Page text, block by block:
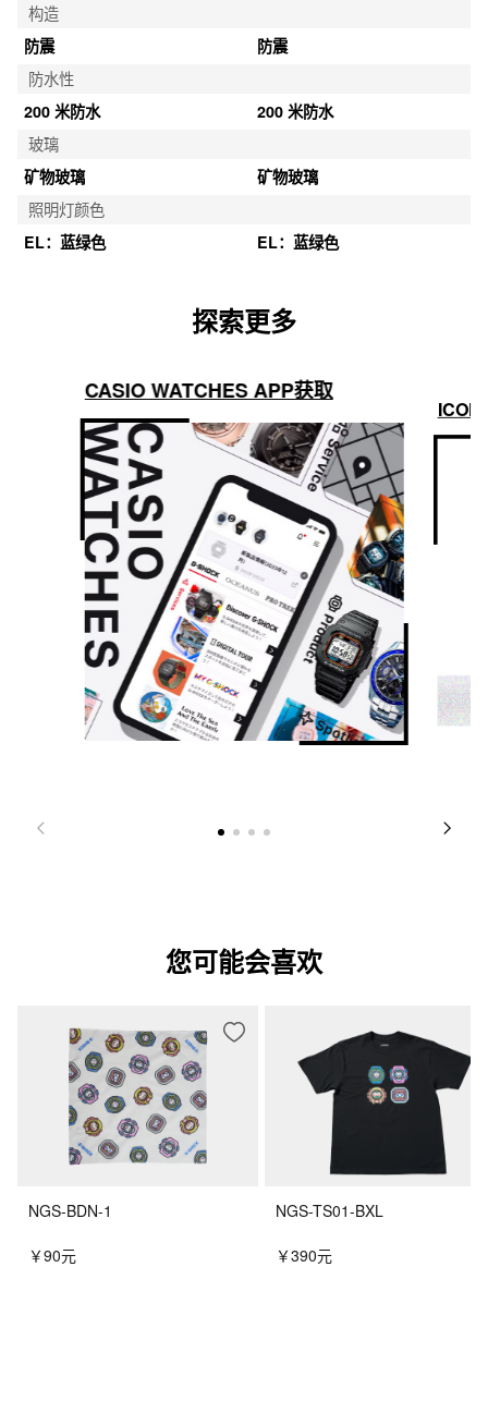
构造
防震
防震
防水性
200 米防水
200 米防水
玻璃
矿物玻璃
矿物玻璃
照明灯颜色
EL：蓝绿色
EL：蓝绿色
探索更多
CASIO WATCHES APP获取
您可能会喜欢
NGS-BDN-1
￥90元
NGS-TS01-BXL
￥390元